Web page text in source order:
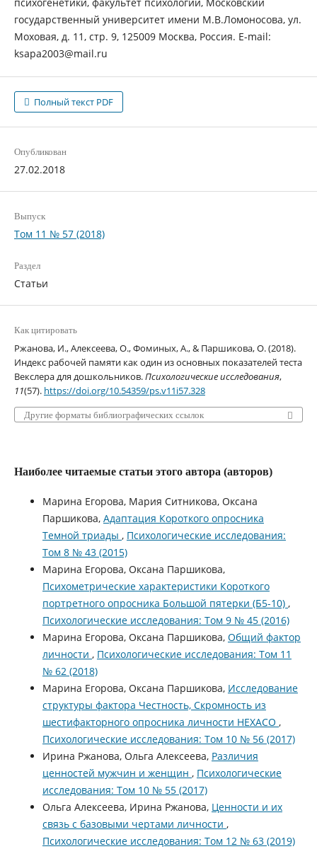
государственный университет имени М.В.Ломоносова, ул.
Моховая, д. 11, стр. 9, 125009 Москва, Россия. E-mail:
ksapa2003@mail.ru
Полный текст PDF
Опубликован
27.02.2018
Выпуск
Том 11 № 57 (2018)
Раздел
Статьи
Как цитировать
Ржанова, И., Алексеева, О., Фоминых, А., & Паршикова, О. (2018).
Индекс рабочей памяти как один из основных показателей теста
Векслера для дошкольников.Психологические исследования,
11(57). https://doi.org/10.54359/ps.v11i57.328
Другие форматы библиографических ссылок
Наиболее читаемые статьи этого автора (авторов)
Марина Егорова, Мария Ситникова, Оксана
Паршикова, Адаптация Короткого опросника
Темной триады , Психологические исследования:
Том 8 № 43 (2015)
Марина Егорова, Оксана Паршикова,
Психометрические характеристики Короткого
портретного опросника Большой пятерки (Б5-10) ,
Психологические исследования: Том 9 № 45 (2016)
Марина Егорова, Оксана Паршикова, Общий фактор
личности , Психологические исследования: Том 11
№ 62 (2018)
Марина Егорова, Оксана Паршикова, Исследование
структуры фактора Честность, Скромность из
шестифакторного опросника личности HEXACO ,
Психологические исследования: Том 10 № 56 (2017)
Ирина Ржанова, Ольга Алексеева, Различия
ценностей мужчин и женщин , Психологические
исследования: Том 10 № 55 (2017)
Ольга Алексеева, Ирина Ржанова, Ценности и их
связь с базовыми чертами личности ,
Психологические исследования: Том 12 № 63 (2019)